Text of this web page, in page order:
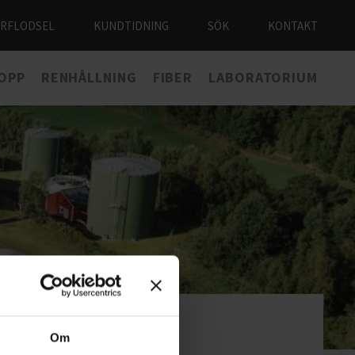
Om
KUNDTIDNING SÖK KONTAKT
RENHÅLLNING FIBER LABORATORIUM